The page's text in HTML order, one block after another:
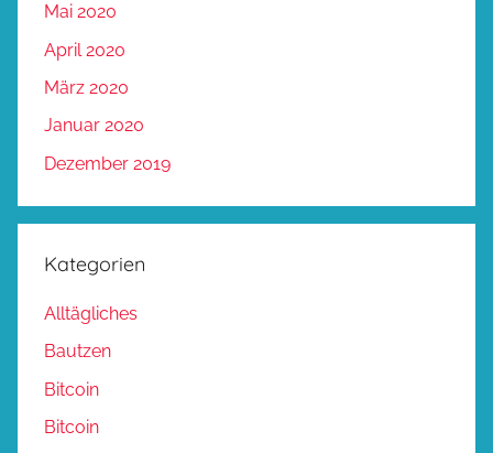
Mai 2020
April 2020
März 2020
Januar 2020
Dezember 2019
Kategorien
Alltägliches
Bautzen
Bitcoin
Bitcoin